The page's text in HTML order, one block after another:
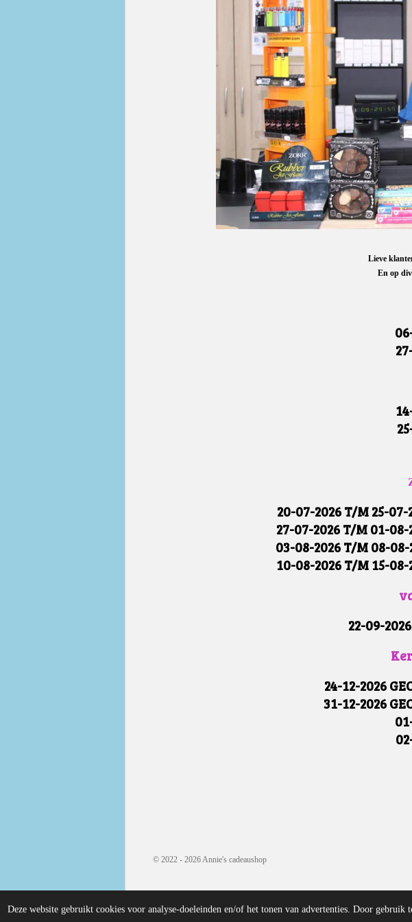
Deze website gebruikt cookies voor analyse-doeleinden en/of het tonen van advertenties. Door gebruik
Lieve
En op
20-07-2026 T/M 25-07-
27-07-2026 T/M 01-08-
03-08-2026 T/M 08-08-
10-08-2026 T/M 15-08-
22-09-
24-12-2026
31-12-2026
© 2022 - 2026 Annie's cadeaushop